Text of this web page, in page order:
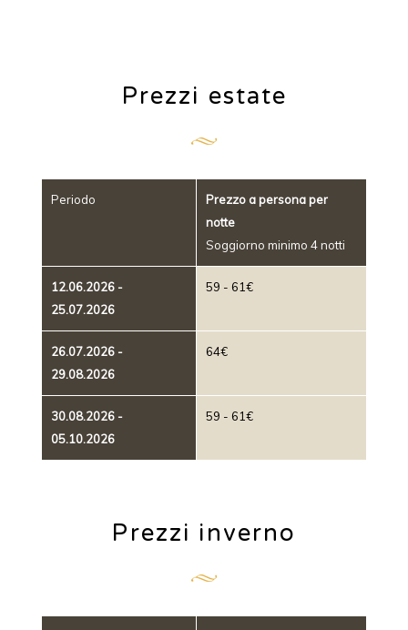
Prezzi estate
Periodo
Prezzo a persona per
notte
Soggiorno minimo 4 notti
12.06.2026 -
25.07.2026
59 - 61€
26.07.2026 -
29.08.2026
64€
30.08.2026 -
05.10.2026
59 - 61€
Prezzi inverno